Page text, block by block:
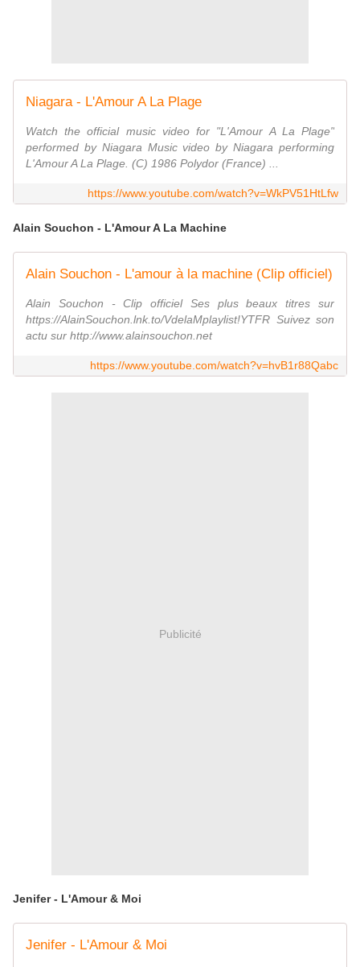
Niagara - L'Amour A La Plage
Watch the official music video for "L'Amour A La Plage"
performed by Niagara Music video by Niagara performing
L'Amour A La Plage. (C) 1986 Polydor (France) ...
https://www.youtube.com/watch?v=WkPV51HtLfw
Alain Souchon - L'Amour A La Machine
Alain Souchon - L'amour à la machine (Clip officiel)
Alain Souchon - Clip officiel Ses plus beaux titres sur
https://AlainSouchon.lnk.to/VdelaMplaylist!YTFR Suivez son
actu sur http://www.alainsouchon.net
https://www.youtube.com/watch?v=hvB1r88Qabc
Publicité
Jenifer - L'Amour & Moi
Jenifer - L'Amour & Moi